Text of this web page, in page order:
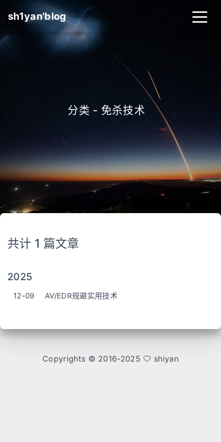
sh1yan'blog
分类 - 免杀技术
共计 1 篇文章
2025
12-09 AV/EDR规避实用技术
Copyrights © 2016-2025 shiyan